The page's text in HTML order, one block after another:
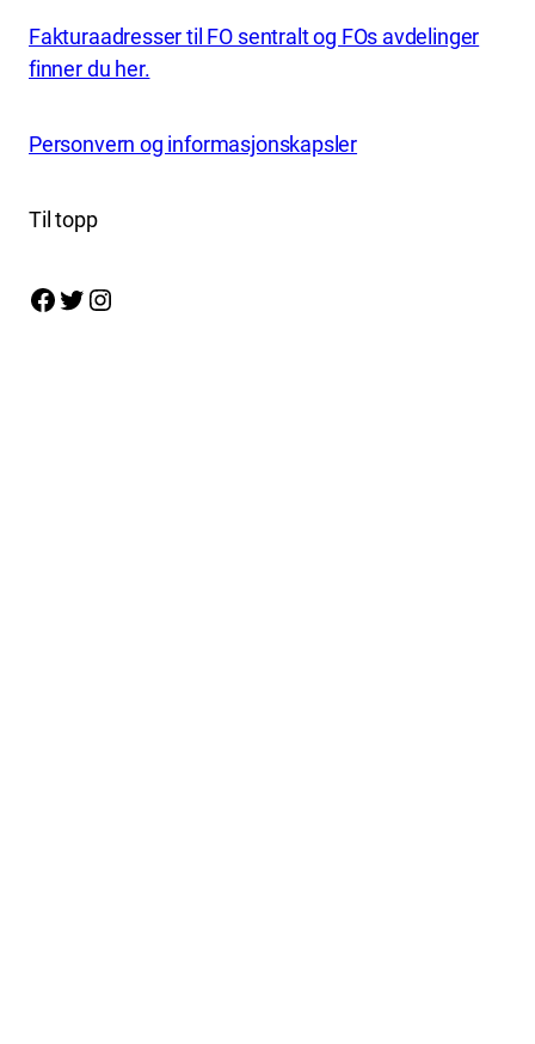
Fakturaadresser til FO sentralt og FOs avdelinger
finner du her.
Personvern og informasjonskapsler
Til topp
Facebook Twitter Instagram